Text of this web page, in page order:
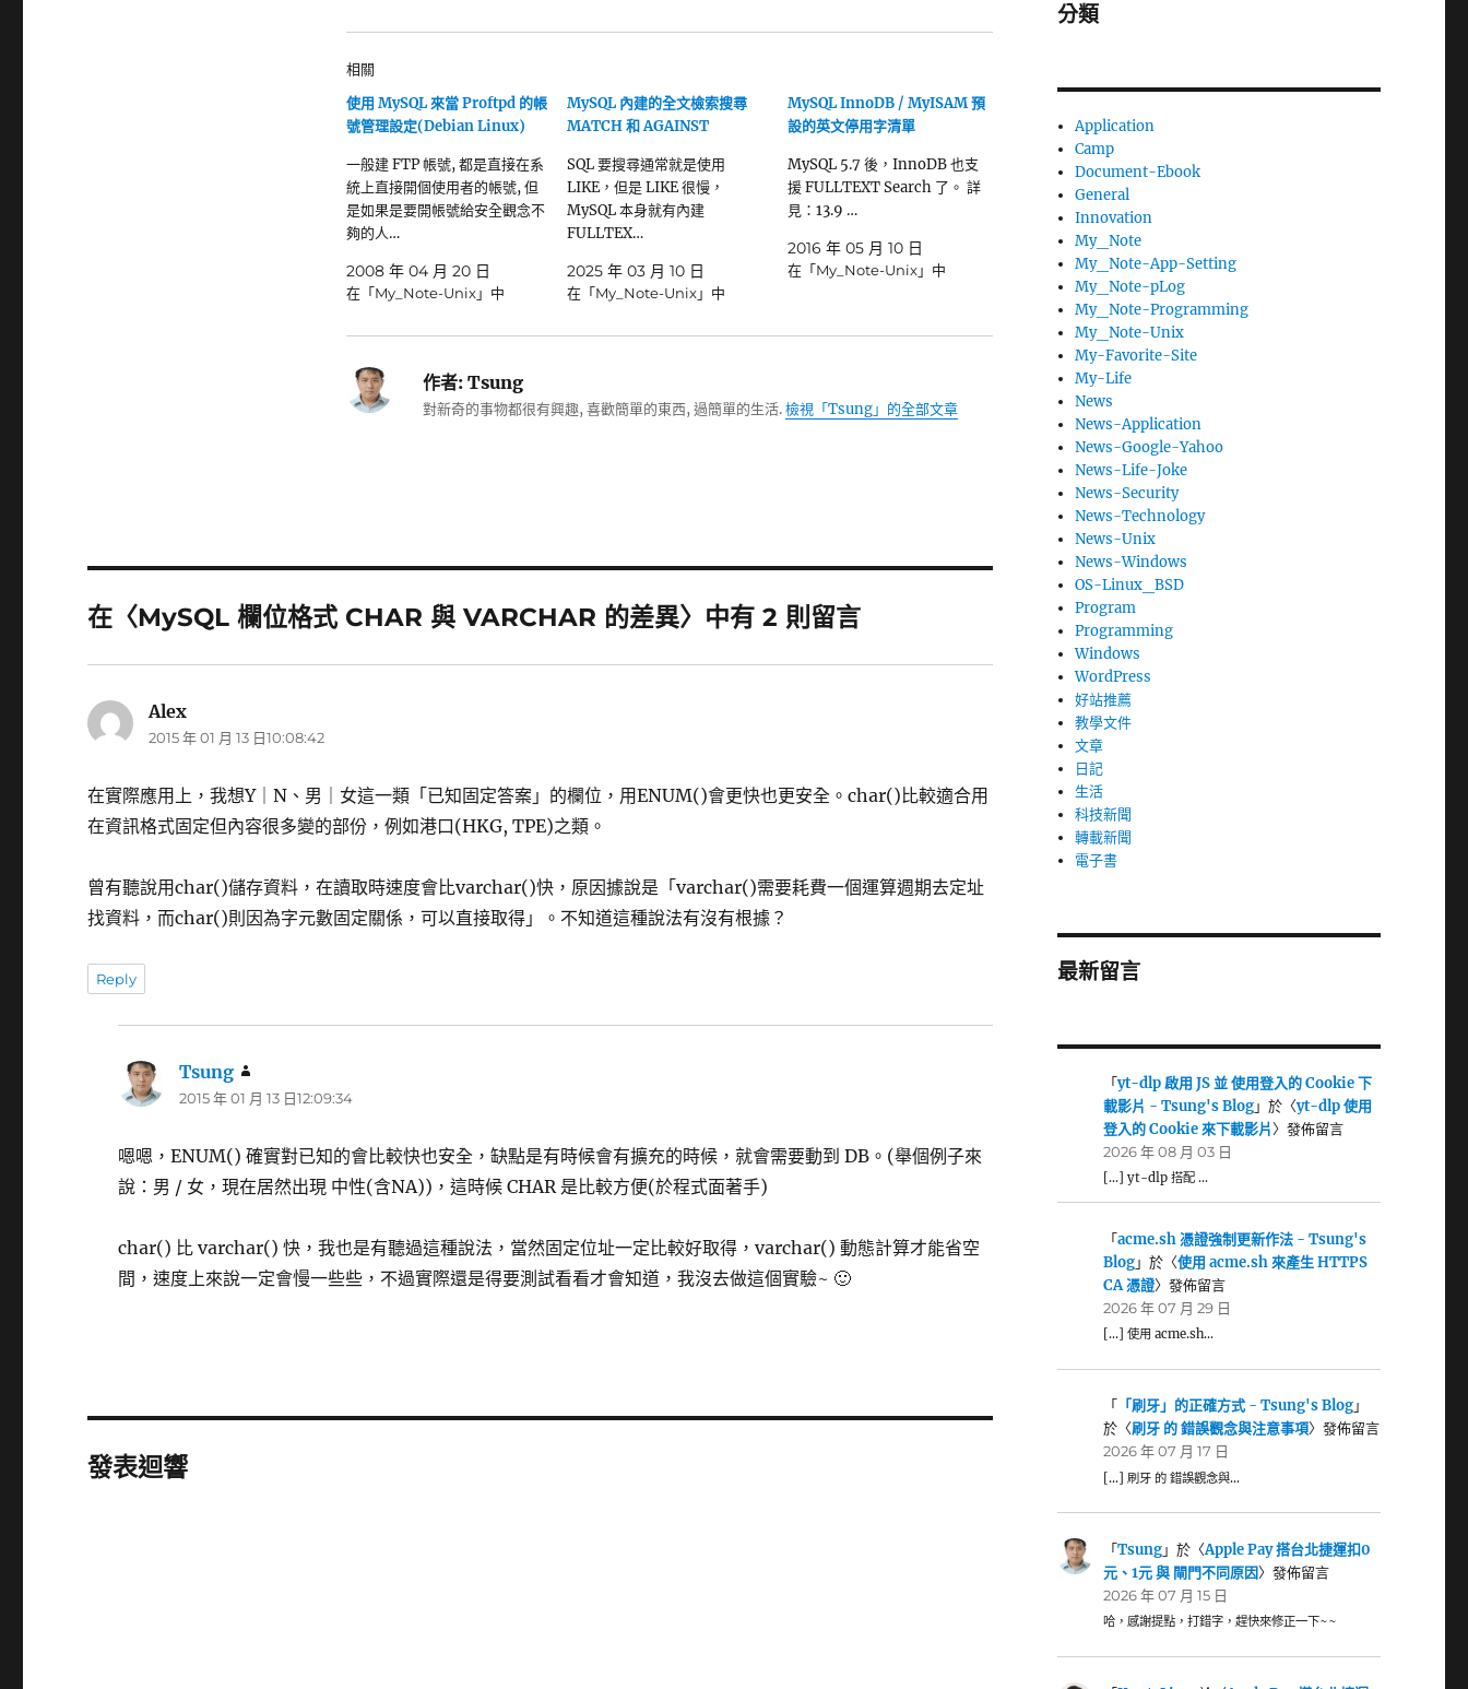
相關
使用 MySQL 來當 Proftpd 的帳
號管理設定(Debian Linux)
一般建 FTP 帳號, 都是直接在系
統上直接開個使用者的帳號, 但
是如果是要開帳號給安全觀念不
夠的人…
2008 年 04 月 20 日
在「My_Note-Unix」中
MySQL 內建的全文檢索搜尋
MATCH 和 AGAINST
SQL 要搜尋通常就是使用
LIKE，但是 LIKE 很慢，
MySQL 本身就有內建
FULLTEX…
2025 年 03 月 10 日
在「My_Note-Unix」中
MySQL InnoDB / MyISAM 預
設的英文停用字清單
MySQL 5.7 後，InnoDB 也支
援 FULLTEXT Search 了。 詳
見：13.9 …
2016 年 05 月 10 日
在「My_Note-Unix」中
作者:Tsung
對新奇的事物都很有興趣, 喜歡簡單的東西, 過簡單的生活.檢視「Tsung」的全部文章
在〈MySQL 欄位格式 CHAR 與 VARCHAR 的差異〉中有 2 則留言
Alex
示:
2015 年 01 月 13 日10:08:42
在實際應用上，我想Y｜N、男｜女這一類「已知固定答案」的欄位，用ENUM()會更快也更安全。char()比較適合用
在資訊格式固定但內容很多變的部份，例如港口(HKG, TPE)之類。
曾有聽說用char()儲存資料，在讀取時速度會比varchar()快，原因據說是「varchar()需要耗費一個運算週期去定址
找資料，而char()則因為字元數固定關係，可以直接取得」。不知道這種說法有沒有根據？
Reply
Tsung
示:
2015 年 01 月 13 日12:09:34
嗯嗯，ENUM() 確實對已知的會比較快也安全，缺點是有時候會有擴充的時候，就會需要動到 DB。(舉個例子來
說：男 / 女，現在居然出現 中性(含NA))，這時候 CHAR 是比較方便(於程式面著手)
char() 比 varchar() 快，我也是有聽過這種說法，當然固定位址一定比較好取得，varchar() 動態計算才能省空
間，速度上來說一定會慢一些些，不過實際還是得要測試看看才會知道，我沒去做這個實驗~ 🙂
發表迴響
分類
Application
Camp
Document-Ebook
General
Innovation
My_Note
My_Note-App-Setting
My_Note-pLog
My_Note-Programming
My_Note-Unix
My-Favorite-Site
My-Life
News
News-Application
News-Google-Yahoo
News-Life-Joke
News-Security
News-Technology
News-Unix
News-Windows
OS-Linux_BSD
Program
Programming
Windows
WordPress
好站推薦
教學文件
文章
日記
生活
科技新聞
轉載新聞
電子書
最新留言
「yt-dlp 啟用 JS 並 使用登入的 Cookie 下
載影片 - Tsung's Blog」於〈yt-dlp 使用
登入的 Cookie 來下載影片〉發佈留言
2026 年 08 月 03 日
[…] yt-dlp 搭配 …
「acme.sh 憑證強制更新作法 - Tsung's
Blog」於〈使用 acme.sh 來產生 HTTPS
CA 憑證〉發佈留言
2026 年 07 月 29 日
[…] 使用 acme.sh…
「 「刷牙」的正確方式 - Tsung's Blog」
於〈刷牙 的 錯誤觀念與注意事項〉發佈留言
2026 年 07 月 17 日
[…] 刷牙 的 錯誤觀念與…
「Tsung」於〈Apple Pay 搭台北捷運扣0
元、1元 與 閘門不同原因〉發佈留言
2026 年 07 月 15 日
哈，感謝提點，打錯字，趕快來修正一下~~